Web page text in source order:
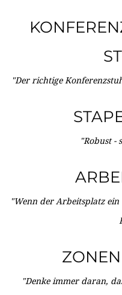
"Der richtige
"Robust -
"Wenn der Arbeitsplatz
"Denke immer daran,